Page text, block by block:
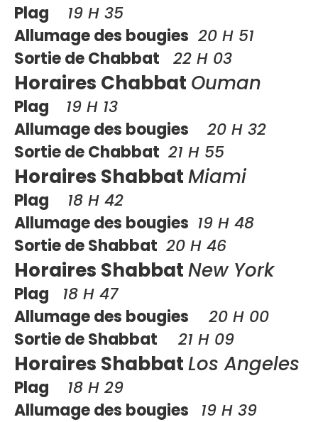
Plag
19 H 35
Allumage des bougies 20 H 51
Sortie de Chabbat
22 H 03
Horaires Chabbat Ouman
Plag
19 H 13
Allumage des bougies
20 H 32
Sortie de Chabbat 21 H 55
Horaires ShabbatMiami
Plag
18 H 42
Allumage des bougies 19 H 48
Sortie de Shabbat 20 H 46
Horaires ShabbatNew York
Plag
18 H 47
Allumage des bougies 20 H 00
Sortie de Shabbat
21 H 09
Horaires ShabbatLos Angeles
Plag
18 H 29
Allumage des bougies
19 H 39